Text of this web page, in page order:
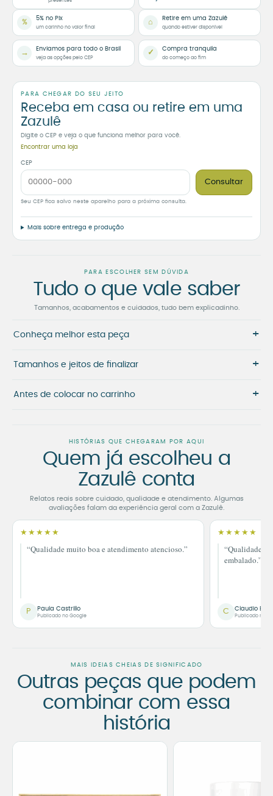
% 5% no Pix
um carinho no valor final
⌂ Retire em uma Zazulê
quando estiver disponível
→ Enviamos para todo o Brasil
veja as opções pelo CEP
✓ Compra tranquila
do começo ao fim
PARA CHEGAR DO SEU JEITO
Receba em casa ou retire em uma
Zazulê
Digite o CEP e veja o que funciona melhor para você.
Encontrar uma loja
CEP
Consultar
Seu CEP fica salvo neste aparelho para a próxima consulta.
Mais sobre entrega e produção
PARA ESCOLHER SEM DÚVIDA
Tudo o que vale saber
Tamanhos, acabamentos e cuidados, tudo bem explicadinho.
Conheça melhor esta peça +
Tamanhos e jeitos de finalizar +
Antes de colocar no carrinho +
HISTÓRIAS QUE CHEGARAM POR AQUI
Quem já escolheu a
Zazulê conta
Relatos reais sobre cuidado, qualidade e atendimento. Algumas
avaliações falam da experiência geral com a Zazulê.
★★★★★
“Qualidade muito boa e atendimento atencioso.”
P Paula Castrillo
Publicado no Google
★★★★★
“Qualidade
embalado.”
C Claudio
Publicado no
MAIS IDEIAS CHEIAS DE SIGNIFICADO
Outras peças que podem
combinar com essa
história